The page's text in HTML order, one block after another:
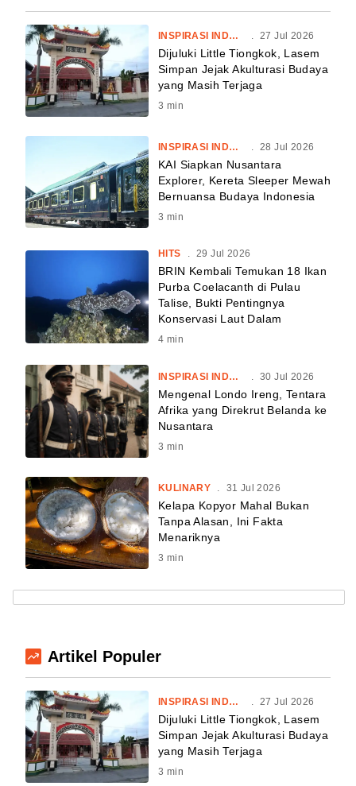
INSPIRASI INDONESIA . 27 Jul 2026
Dijuluki Little Tiongkok, Lasem
Simpan Jejak Akulturasi Budaya
yang Masih Terjaga
3 min
INSPIRASI INDONESIA . 28 Jul 2026
KAI Siapkan Nusantara
Explorer, Kereta Sleeper Mewah
Bernuansa Budaya Indonesia
3 min
HITS . 29 Jul 2026
BRIN Kembali Temukan 18 Ikan
Purba Coelacanth di Pulau
Talise, Bukti Pentingnya
Konservasi Laut Dalam
4 min
INSPIRASI INDONESIA 30 Jul 2026
Mengenal Londo Ireng, Tentara
Afrika yang Direkrut Belanda ke
Nusantara
3 min
KULINARY 31 Jul 2026
Kelapa Kopyor Mahal Bukan
Tanpa Alasan, Ini Fakta
Menariknya
3 min
Artikel Populer
INSPIRASI INDONESIA . 27 Jul 2026
Dijuluki Little Tiongkok, Lasem
Simpan Jejak Akulturasi Budaya
yang Masih Terjaga
3 min